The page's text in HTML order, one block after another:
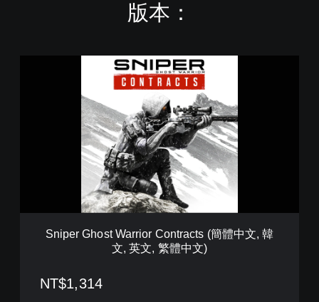
版本：
W
Sniper Ghost Warrior Contracts (簡體中文, 韓
文, 英文, 繁體中文)
NT$1,314